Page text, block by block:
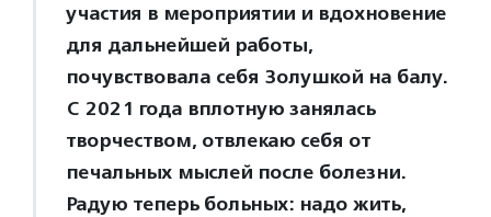
участия в мероприятии и вдохновение
для дальнейшей работы,
почувствовала себя Золушкой на балу.
С 2021 года вплотную занялась
творчеством, отвлекаю себя от
печальных мыслей после болезни.
Радую теперь больных: надо жить,